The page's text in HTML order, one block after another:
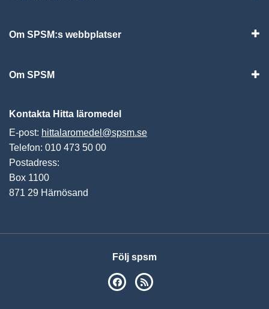
Om SPSM:s webbplatser
Om SPSM
Kontakta Hitta läromedel
E-post: hittalaromedel@spsm.se
Telefon: 010 473 50 00
Postadress:
Box 1100
871 29 Härnösand
Följ spsm
SPSM på Facebook